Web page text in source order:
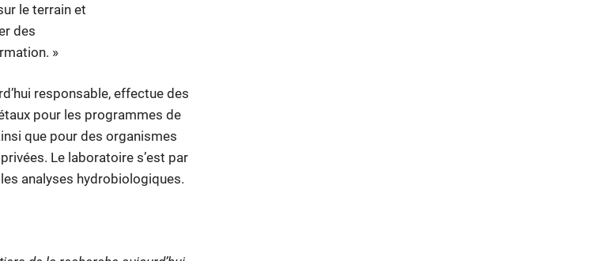
le terrain et
des
»
responsable, effectue des
pour les programmes de
que pour des organismes
Le laboratoire s’est par
analyses hydrobiologiques.